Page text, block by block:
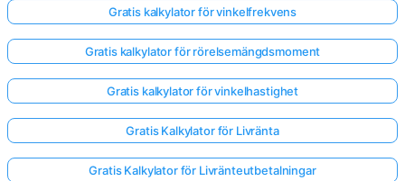
Gratis kalkylator för vinkelfrekvens
Gratis kalkylator för rörelsemängdsmoment
Gratis kalkylator för vinkelhastighet
Gratis Kalkylator för Livränta
Gratis Kalkylator för Livränteutbetalningar